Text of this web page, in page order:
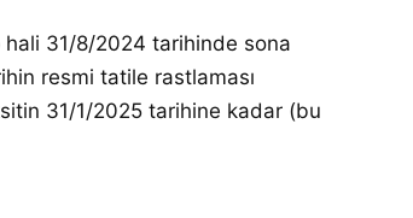
hali 31/8/2024 tarihinde sona
resmi tatile rastlaması
31/1/2025 tarihine kadar (bu